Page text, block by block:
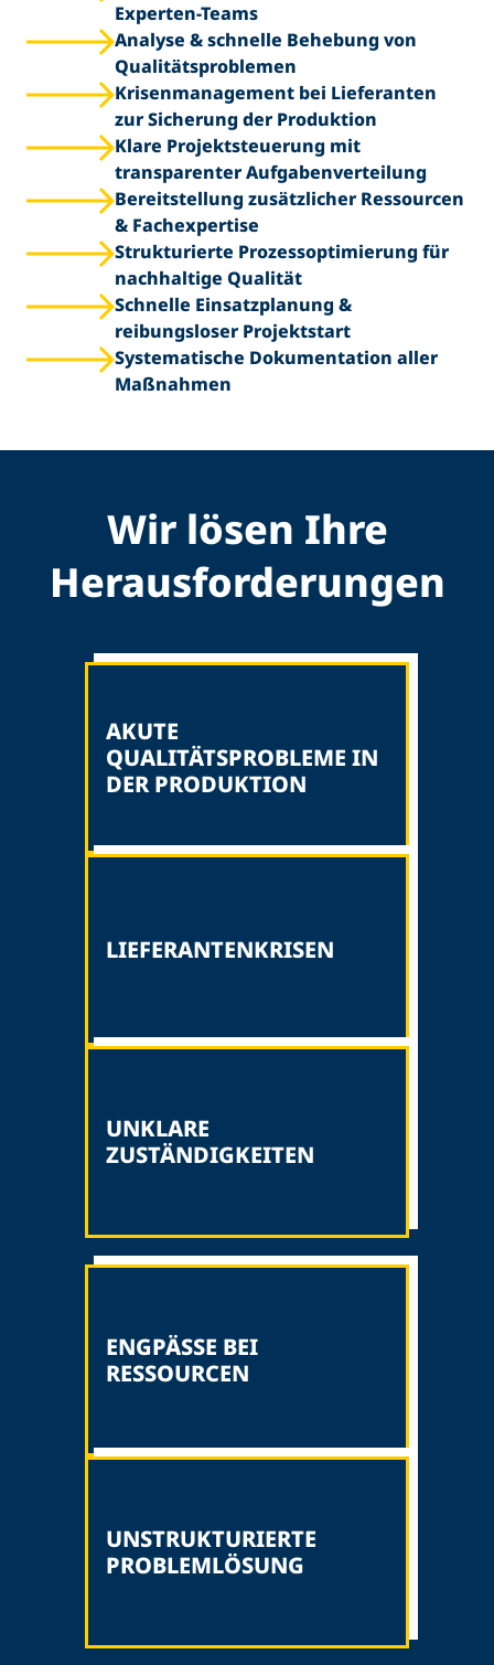
Experten-Teams
Analyse & schnelle Behebung von
Qualitätsproblemen
Krisenmanagement bei Lieferanten
zur Sicherung der Produktion
Klare Projektsteuerung mit
transparenter Aufgabenverteilung
Bereitstellung zusätzlicher Ressourcen
& Fachexpertise
Strukturierte Prozessoptimierung für
nachhaltige Qualität
Schnelle Einsatzplanung &
reibungsloser Projektstart
Systematische Dokumentation aller
Maßnahmen
Wir lösen Ihre
Herausforderungen
AKUTE
QUALITÄTSPROBLEME IN
DER PRODUKTION
LIEFERANTENKRISEN
UNKLARE
ZUSTÄNDIGKEITEN
ENGPÄSSE BEI
RESSOURCEN
UNSTRUKTURIERTE
PROBLEMLÖSUNG